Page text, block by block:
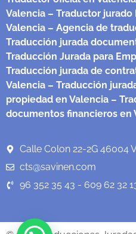
Valencia – Traductor jurado
Valencia – Agencia de
Traducción jurada
Traducción Jurada para
Traducción jurada de
Valencia – Traducción
propiedad en Valencia –
documentos financieros en
Calle Colon 22-2G 46004
cts@savinen.com
96 352 35 43 - 609 62 32